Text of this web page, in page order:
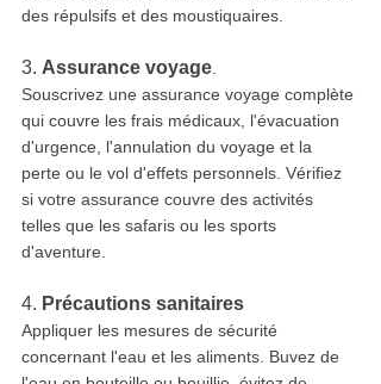
des répulsifs et des moustiquaires.
3. Assurance voyage
Souscrivez une assurance voyage complète
qui couvre les frais médicaux, l'évacuation
d'urgence, l'annulation du voyage et la
perte ou le vol d'effets personnels. Vérifiez
si votre assurance couvre des activités
telles que les safaris ou les sports
d'aventure.
4. Précautions sanitaires
Appliquer les mesures de sécurité
concernant l'eau et les aliments. Buvez de